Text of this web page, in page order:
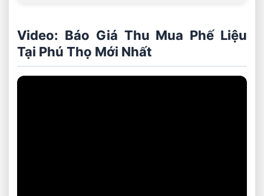
Video: Báo Giá Thu Mua Phế Liệu
Tại Phú Thọ Mới Nhất